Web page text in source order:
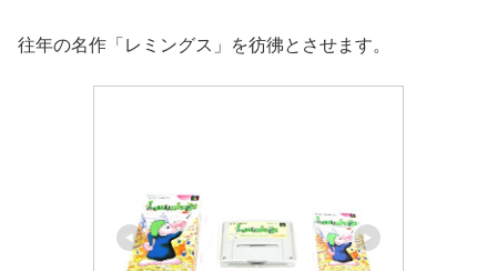
往年の名作「レミングス」を彷彿とさせます。